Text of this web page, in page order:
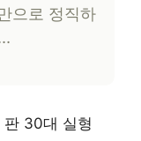
으로 정직하
판 30대 실형